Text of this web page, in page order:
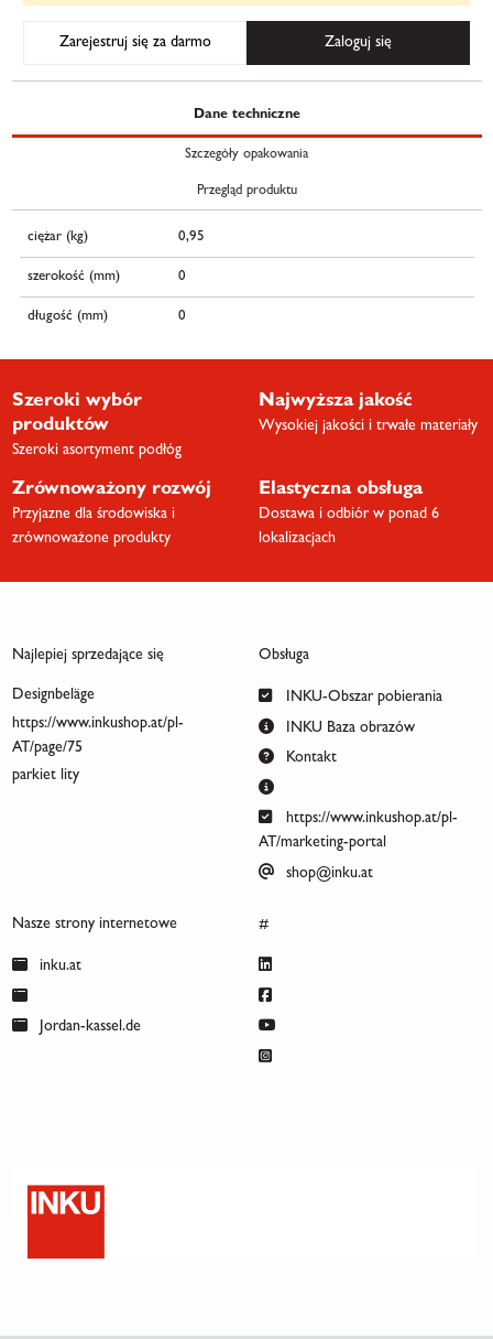
Zarejestruj się za darmo Zaloguj się
Dane techniczne
Szczegóły opakowania
Przegląd produktu
ciężar (kg) 0,95
szerokość (mm) 0
długość (mm) 0
Szeroki wybór
produktów
Szeroki asortyment podłóg
Najwyższa jakość
Wysokiej jakości i trwałe materiały
Zrównoważony rozwój
Przyjazne dla środowiska i
zrównoważone produkty
Elastyczna obsługa
Dostawa i odbiór w ponad 6
lokalizacjach
Najlepiej sprzedające się
Designbeläge
https://www.inkushop.at/pl-
AT/page/75
parkiet lity
Obsługa
INKU-Obszar pobierania
INKU Baza obrazów
Kontakt
https://www.inkushop.at/pl-
AT/marketing-portal
shop@inku.at
Nasze strony internetowe
inku.at
Jordan-kassel.de
#